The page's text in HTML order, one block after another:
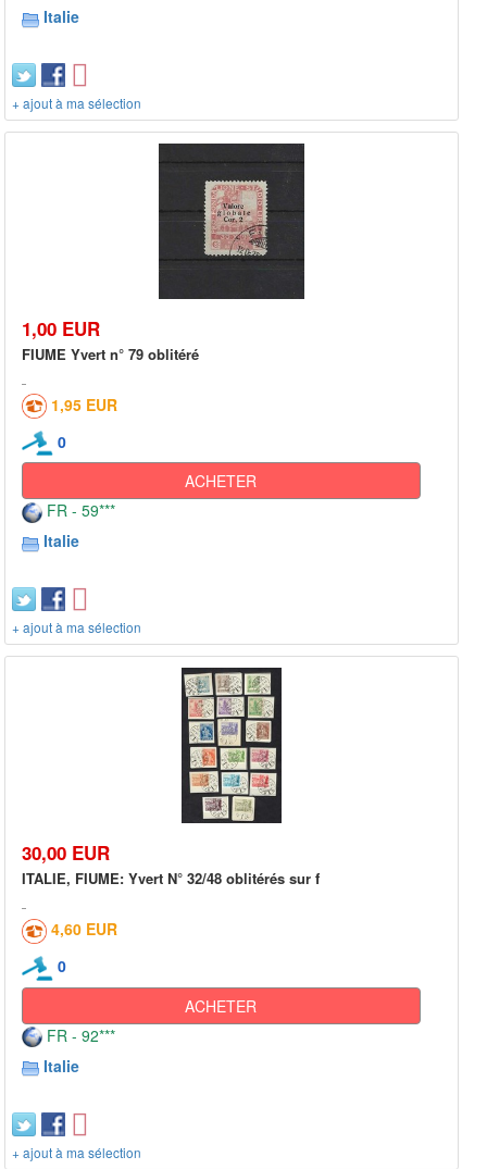
Italie
+ ajout à ma sélection
1,00 EUR
FIUME Yvert n° 79 oblitéré
1,95 EUR
0
ACHETER
FR - 59***
Italie
+ ajout à ma sélection
30,00 EUR
ITALIE, FIUME: Yvert N° 32/48 oblitérés sur f
4,60 EUR
0
ACHETER
FR - 92***
Italie
+ ajout à ma sélection